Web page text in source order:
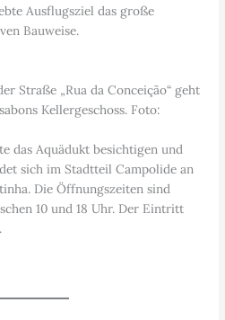
Ausflugsziel das große
Bauweise.
Straße „Rua da Conceição“ geht
Kellergeschoss. Foto:
das Aquädukt besichtigen und
sich im Stadtteil Campolide an
Die Öffnungszeiten sind
10 und 18 Uhr. Der Eintritt